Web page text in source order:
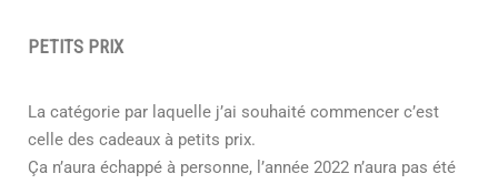
PETITS PRIX
La catégorie par laquelle j’ai souhaité commencer c’est
celle des cadeaux à petits prix.
Ça n’aura échappé à personne, l’année 2022 n’aura pas été